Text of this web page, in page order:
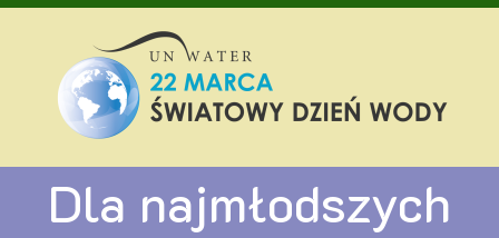
Dla najmłodszych